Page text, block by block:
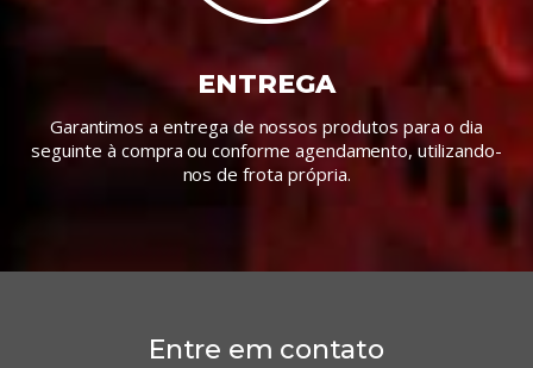
ENTREGA
Garantimos a entrega de nossos produtos para o dia
seguinte à compra ou conforme agendamento, utilizando-
nos de frota própria.
Entre em contato